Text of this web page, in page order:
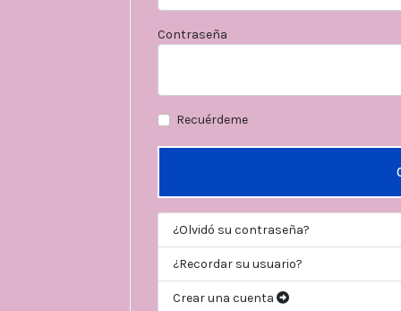
Contraseña
Recuérdeme
¿Olvidó su contraseña?
¿Recordar su usuario?
Crear una cuenta